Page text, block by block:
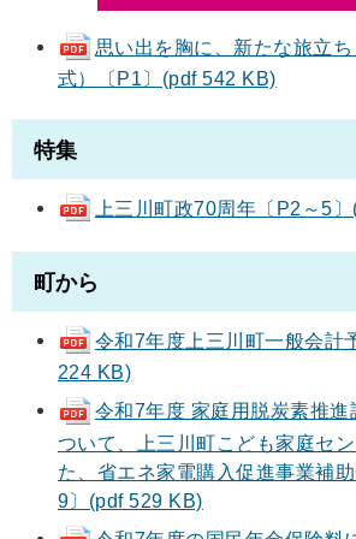
思い出を胸に、新たな旅立
式）〔P1〕(pdf 542 KB)
特集
上三川町政70周年〔P2～5
町から
令和7年度上三川町一般会計
224 KB)
令和7年度 家庭用脱炭素推進
ついて、上三川町こども家庭セ
た、省エネ家電購入促進事業補
9〕(pdf 529 KB)